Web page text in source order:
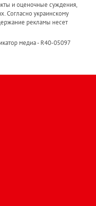
и оценочные суждения,
Согласно украинскому
рекламы несет
медиа - R40-05097